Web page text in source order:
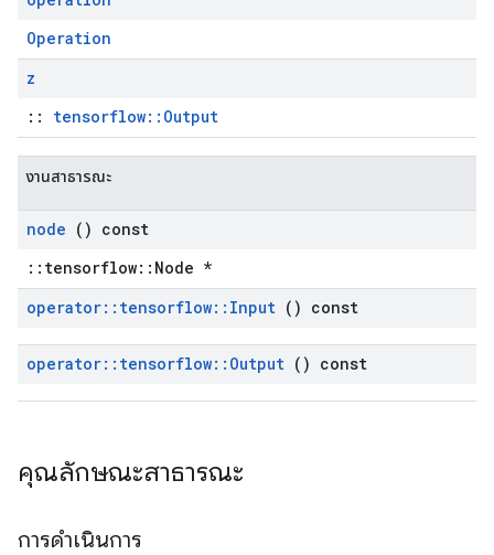
Operation
z
:: tensorflow::Output
งานสาธารณะ
node () const
::tensorflow::Node *
operator:: tensorflow:: Input () const
operator:: tensorflow:: Output () const
คุณลักษณะสาธารณะ
การดำเนินการ